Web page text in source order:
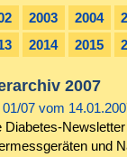
2003 2004
2014 2015
2007
07 vom
Diabetes-
und